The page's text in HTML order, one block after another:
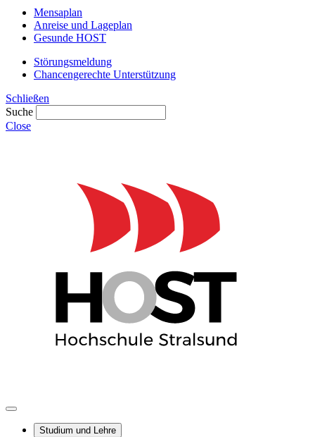
Mensaplan
Anreise und Lageplan
Gesunde HOST
Störungsmeldung
Chancengerechte Unterstützung
Schließen
Suche
Close
Studium und Lehre